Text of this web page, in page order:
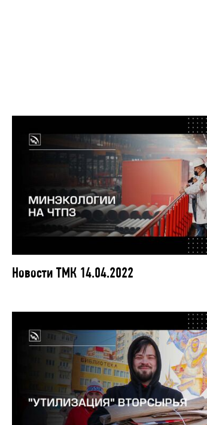
Новости ТМК 14.04.2022